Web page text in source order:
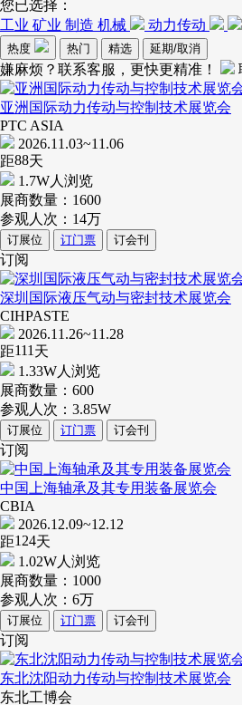
您已选择：
工业 矿业 制造 机械
动力传动
热度 热门 精选 延期/取消
嫌麻烦？联系客服，更快更精准！
亚洲国际动力传动与控制技术展览会
PTC ASIA
2026.11.03~11.06
距88天
1.7W人浏览
展商数量： 1600
参观人次： 14万
订展位 订门票 订会刊
订阅
深圳国际液压气动与密封技术展览会
CIHPASTE
2026.11.26~11.28
距111 天
1.33W人浏览
展商数量： 600
参观人次： 3.85W
订展位 订门票 订会刊
订阅
中国上海轴承及其专用装备展览会
CBIA
2026.12.09~12.12
距124天
1.02W人浏览
展商数量： 1000
参观人次： 6万
订展位 订门票 订会刊
订阅
东北沈阳动力传动与控制技术展览会
东北工博会